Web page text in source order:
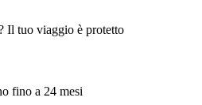
Il tuo viaggio è protetto
fino a 24 mesi